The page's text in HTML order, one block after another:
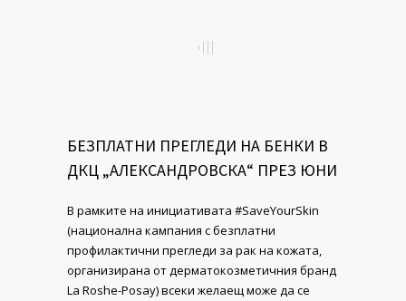
БЕЗПЛАТНИ ПРЕГЛЕДИ НА БЕНКИ В
ДКЦ „АЛЕКСАНДРОВСКА“ ПРЕЗ ЮНИ
В рамките на инициативата #SaveYourSkin
(национална кампания с безплатни
профилактични прегледи за рак на кожата,
организирана от дерматокозметичния бранд
La Roshe-Posay) всеки желаещ може да се